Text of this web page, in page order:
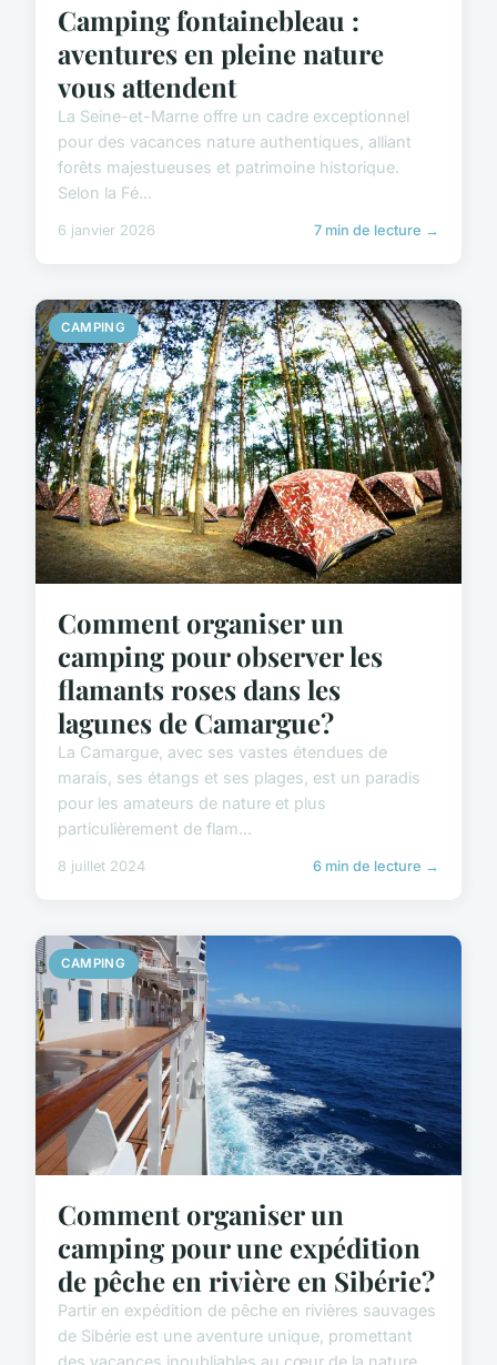
Camping fontainebleau :
aventures en pleine nature
vous attendent
La Seine-et-Marne offre un cadre exceptionnel
pour des vacances nature authentiques, alliant
forêts majestueuses et patrimoine historique.
Selon la Fé...
6 janvier 2026 7 min de lecture →
CAMPING
Comment organiser un
camping pour observer les
flamants roses dans les
lagunes de Camargue?
La Camargue, avec ses vastes étendues de
marais, ses étangs et ses plages, est un paradis
pour les amateurs de nature et plus
particulièrement de flam...
8 juillet 2024 6 min de lecture →
CAMPING
Comment organiser un
camping pour une expédition
de pêche en rivière en Sibérie?
Partir en expédition de pêche en rivières sauvages
de Sibérie est une aventure unique, promettant
des vacances inoubliables au cœur de la nature.